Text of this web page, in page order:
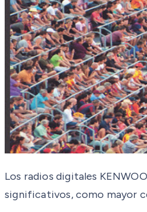
Los radios digitales
significativos, como mayor